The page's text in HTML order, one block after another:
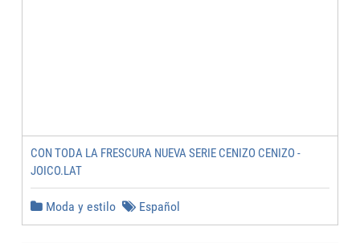
CON TODA LA FRESCURA NUEVA SERIE CENIZO CENIZO -
JOICO.LAT
Moda y estilo Español